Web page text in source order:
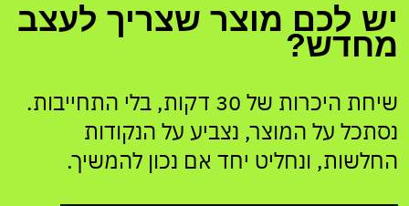
יש לכם מוצר שצריך לעצב
מחדש?
שיחת היכרות של 30 דקות, בלי התחייבות.
נסתכל על המוצר, נצביע על הנקודות
החלשות, ונחליט יחד אם נכון להמשיך.